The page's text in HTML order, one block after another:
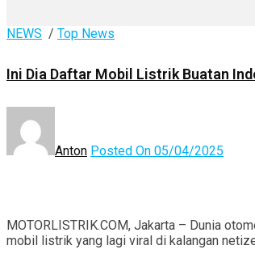
NEWS / Top News
Ini Dia Daftar Mobil Listrik Buatan
Anton Posted On 05/04/2025
MOTORLISTRIK.COM, Jakarta – Dunia
mobil listrik yang lagi viral di kalangan